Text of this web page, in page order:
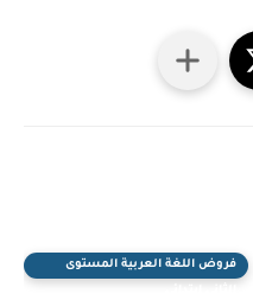
فروض اللغة العربية المستوى